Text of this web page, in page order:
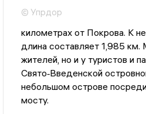
© Упрдор
километрах от Покрова. К
длина составляет 1,985 км.
жителей, но и у туристов и
Свято‑Введенской
небольшом острове
мосту.